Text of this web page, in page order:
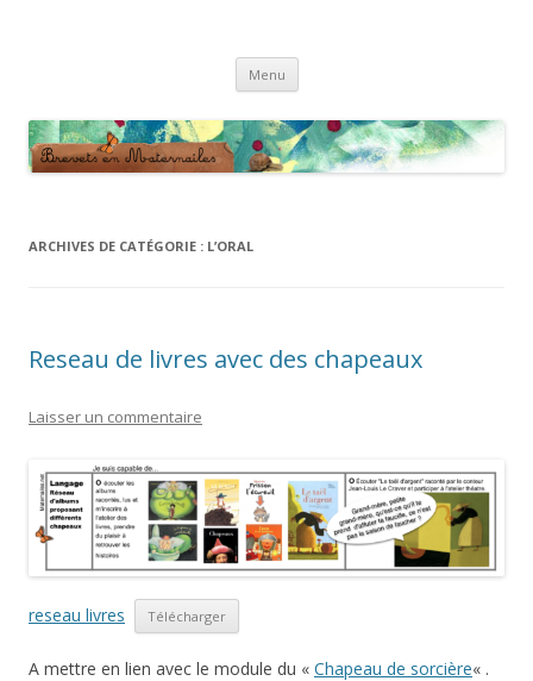
Menu Aller
contenu
ARCHIVES DE CATÉGORIE : L’ORAL
Reseau de livres avec des chapeaux
Laisser un commentaire
reseau livres Télécharger
A mettre en lien avec le module du « Chapeau de sorcière« .